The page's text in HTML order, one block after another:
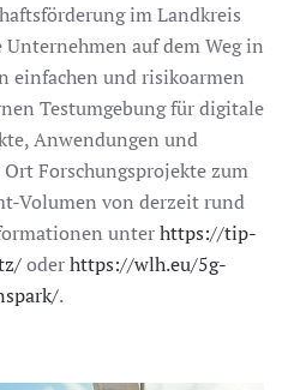
im Landkreis
auf dem Weg in
einfachen und risikoarmen
Testumgebung für digitale
Anwendungen und
Forschungsprojekte zum
Volumen von derzeit rund
unterhttps://tip-
oderhttps://wlh.eu/5g-
.